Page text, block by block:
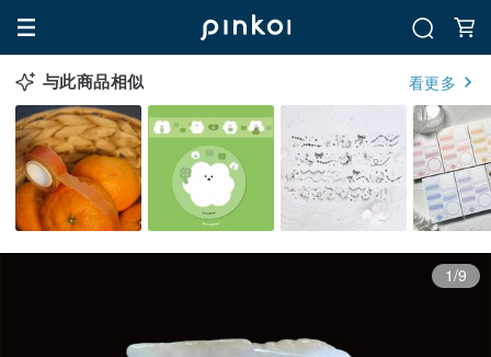
与此商品相似 看更多
1/9